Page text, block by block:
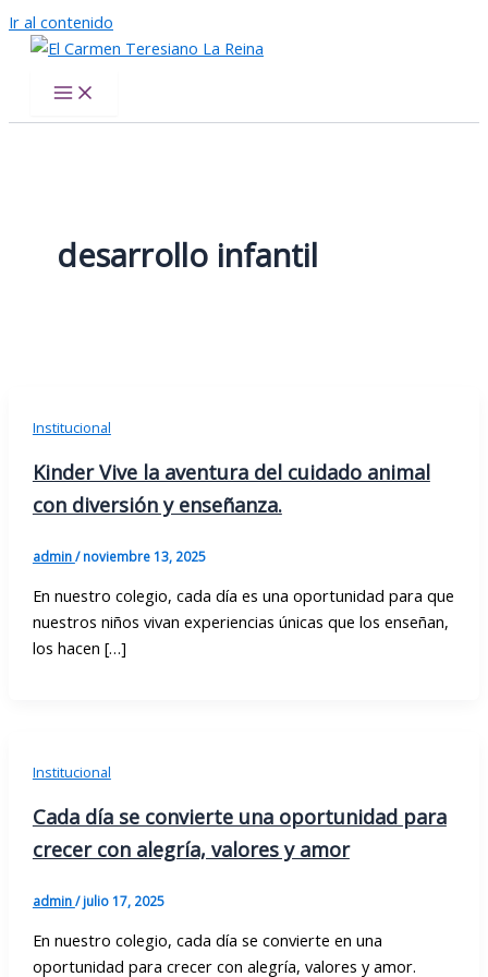
Ir al contenido
desarrollo infantil
Institucional
Kinder Vive la aventura del cuidado animal
con diversión y enseñanza.
admin/noviembre 13, 2025
En nuestro colegio, cada día es una oportunidad para que
nuestros niños vivan experiencias únicas que los enseñan,
los hacen […]
Institucional
Cada día se convierte una oportunidad para
crecer con alegría, valores y amor
admin/julio 17, 2025
En nuestro colegio, cada día se convierte en una
oportunidad para crecer con alegría, valores y amor.